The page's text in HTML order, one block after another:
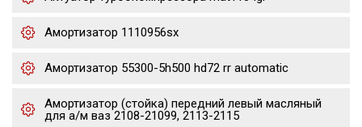
Амортизатор 1110956sx
Амортизатор 55300-5h500 hd72 rr automatic
Амортизатор (стойка) передний левый масляный
для а/м ваз 2108-21099, 2113-2115